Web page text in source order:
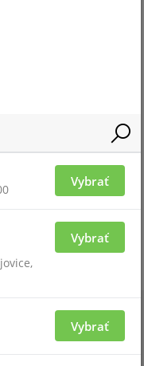
Vybrať
Vybrať
Vybrať